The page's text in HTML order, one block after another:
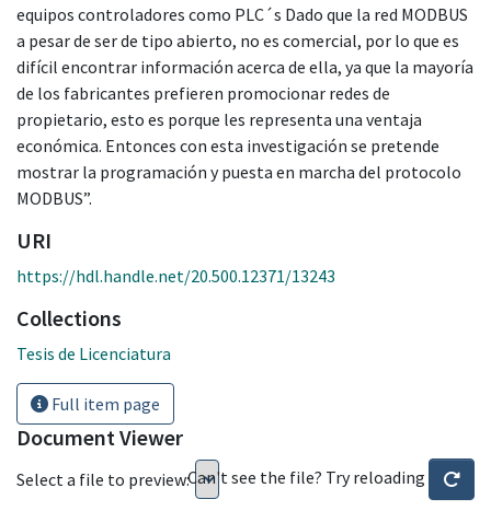
equipos controladores como PLC´s Dado que la red MODBUS
a pesar de ser de tipo abierto, no es comercial, por lo que es
difícil encontrar información acerca de ella, ya que la mayoría
de los fabricantes prefieren promocionar redes de
propietario, esto es porque les representa una ventaja
económica. Entonces con esta investigación se pretende
mostrar la programación y puesta en marcha del protocolo
MODBUS”.
URI
https://hdl.handle.net/20.500.12371/13243
Collections
Tesis de Licenciatura
Full item page
Document Viewer
Select a file to preview:Can't see the file? Try reloading